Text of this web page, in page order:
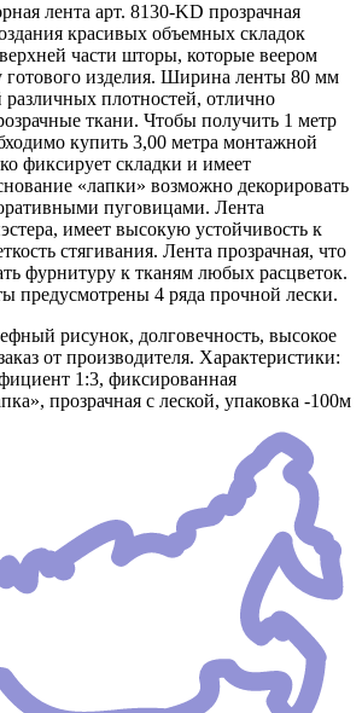
лента арт. 8130-KD прозрачная
красивых объемных складок
части шторы, которые веером
готового изделия. Ширина ленты 80 мм
различных плотностей, отлично
ткани. Чтобы получить 1 метр
купить 3,00 метра монтажной
фиксирует складки и имеет
«лапки» возможно декорировать
пуговицами. Лента
имеет высокую устойчивость к
стягивания. Лента прозрачная, что
фурнитуру к тканям любых расцветок.
предусмотрены 4 ряда прочной лески.
рисунок, долговечность, высокое
от производителя. Характеристики:
1:3, фиксированная
прозрачная с леской, упаковка -100м